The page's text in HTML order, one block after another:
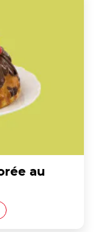
au